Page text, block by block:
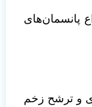
پانسمان‌های
و ترشح زخم